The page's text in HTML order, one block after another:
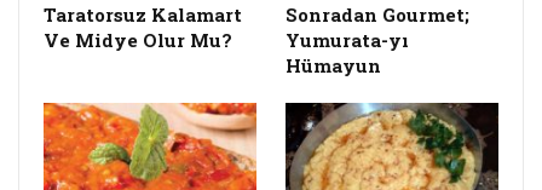
Taratorsuz Kalamart
Ve Midye Olur Mu?
Sonradan Gourmet;
Yumurata-yı
Hümayun